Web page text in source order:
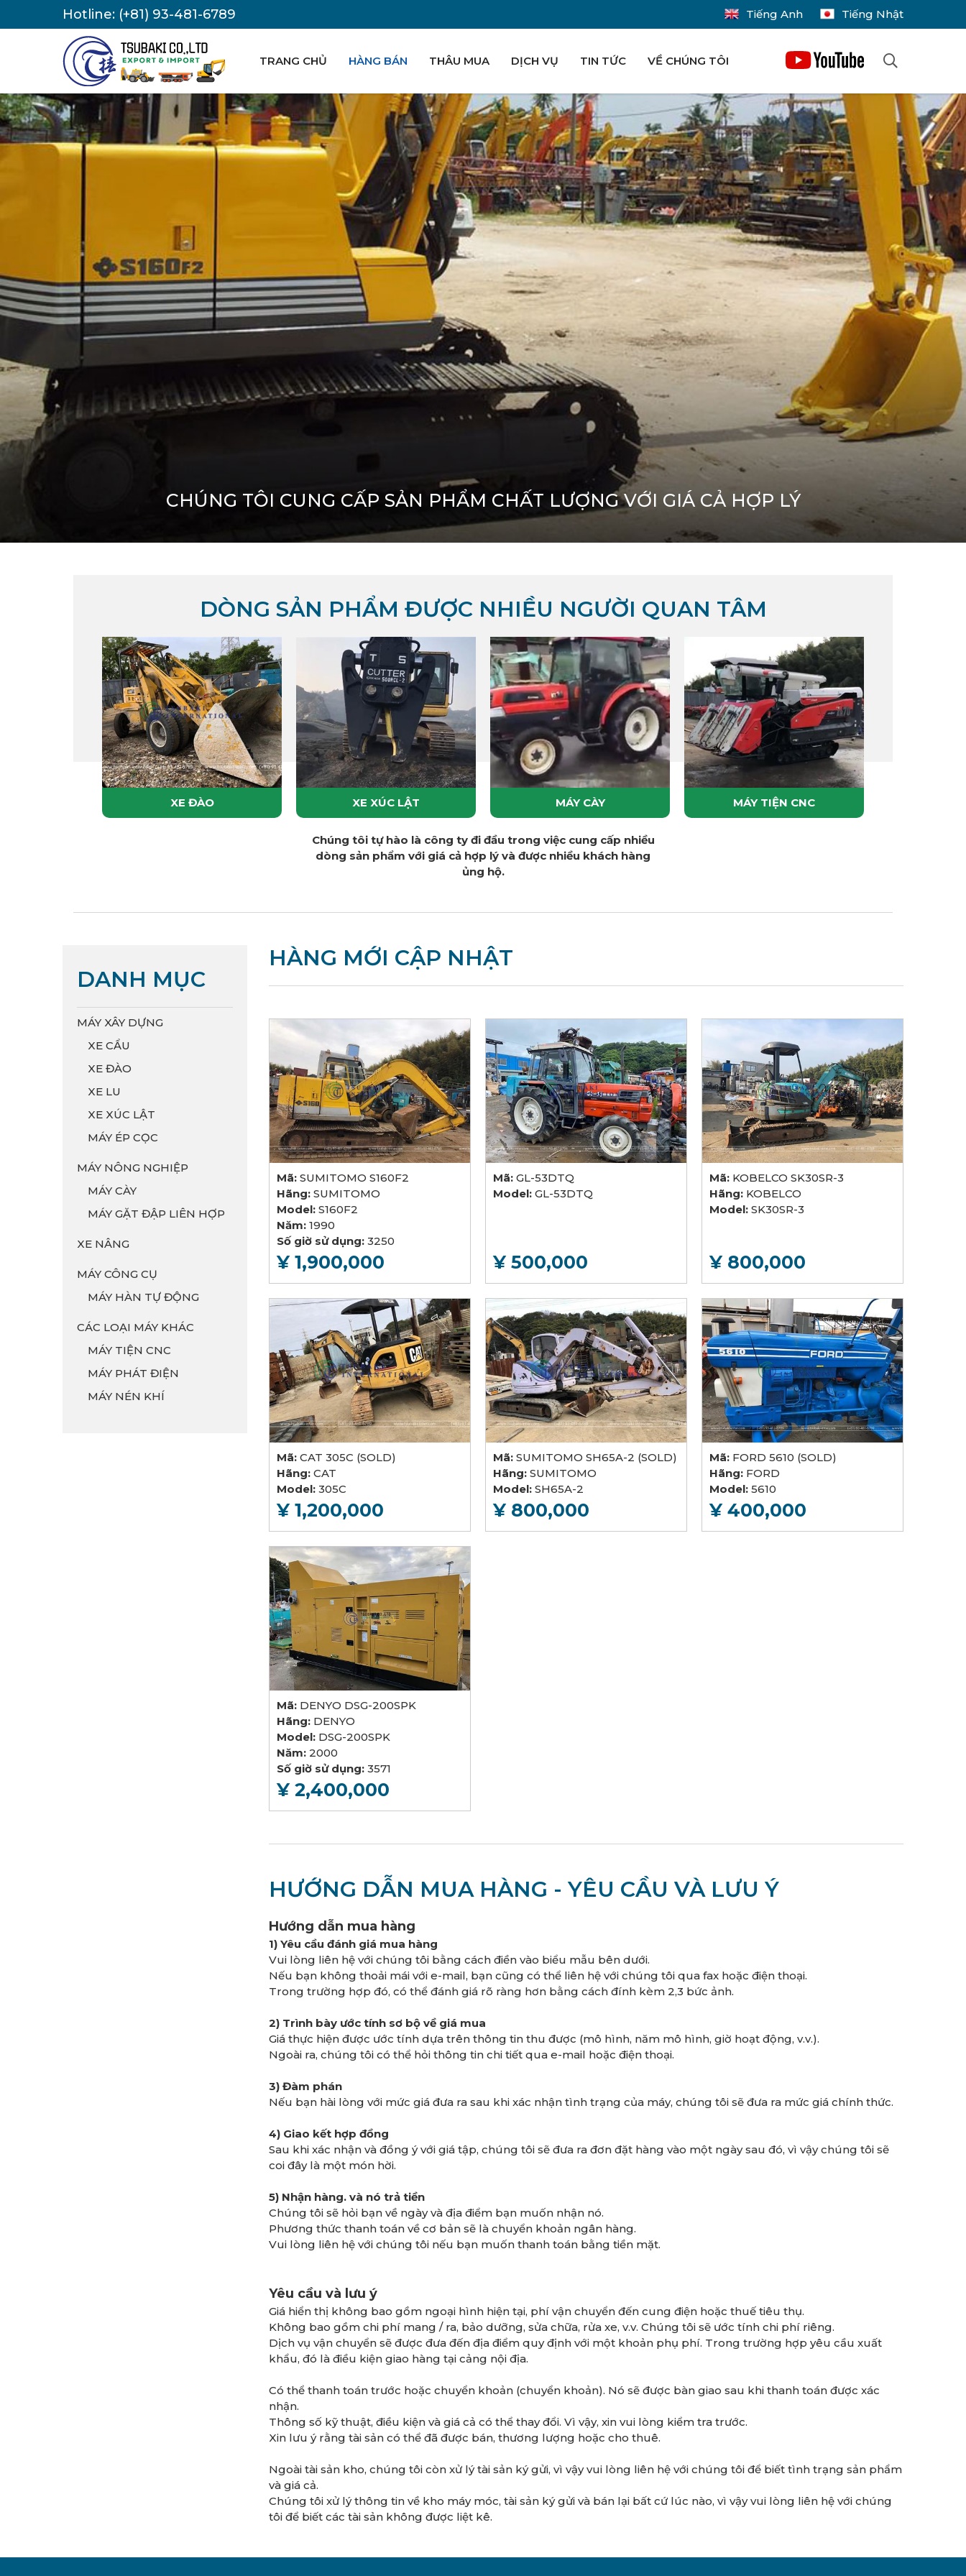
Hotline: (+81) 93-481-6789 Tiếng Anh Tiếng Nhật
TRANG CHỦ HÀNG BÁN THÂU MUA DỊCH VỤ TIN TỨC VỀ CHÚNG TÔI
CHÚNG TÔI CUNG CẤP SẢN PHẨM CHẤT LƯỢNG VỚI GIÁ CẢ HỢP LÝ
DÒNG SẢN PHẨM ĐƯỢC NHIỀU NGƯỜI QUAN TÂM
XE ĐÀO XE XÚC LẬT MÁY CÀY MÁY TIỆN CNC
Chúng tôi tự hào là công ty đi đầu trong việc cung cấp nhiều
dòng sản phẩm với giá cả hợp lý và được nhiều khách hàng
ủng hộ.
DANH MỤC
MÁY XÂY DỰNG
XE CẨU
XE ĐÀO
XE LU
XE XÚC LẬT
MÁY ÉP CỌC
MÁY NÔNG NGHIỆP
MÁY CÀY
MÁY GẶT ĐẬP LIÊN HỢP
XE NÂNG
MÁY CÔNG CỤ
MÁY HÀN TỰ ĐỘNG
CÁC LOẠI MÁY KHÁC
MÁY TIỆN CNC
MÁY PHÁT ĐIỆN
MÁY NÉN KHÍ
HÀNG MỚI CẬP NHẬT
Mã: SUMITOMO S160F2
Hãng: SUMITOMO
Model: S160F2
Năm: 1990
Số giờ sử dụng: 3250
¥ 1,900,000
Mã: GL-53DTQ
Model: GL-53DTQ
¥ 500,000
Mã: KOBELCO SK30SR-3
Hãng: KOBELCO
Model: SK30SR-3
¥ 800,000
Mã: CAT 305C (SOLD)
Hãng: CAT
Model: 305C
¥ 1,200,000
Mã: SUMITOMO SH65A-2 (SOLD)
Hãng: SUMITOMO
Model: SH65A-2
¥ 800,000
Mã: FORD 5610 (SOLD)
Hãng: FORD
Model: 5610
¥ 400,000
Mã: DENYO DSG-200SPK
Hãng: DENYO
Model: DSG-200SPK
Năm: 2000
Số giờ sử dụng: 3571
¥ 2,400,000
HƯỚNG DẪN MUA HÀNG - YÊU CẦU VÀ LƯU Ý
Hướng dẫn mua hàng
1) Yêu cầu đánh giá mua hàng
Vui lòng liên hệ với chúng tôi bằng cách điền vào biểu mẫu bên dưới.
Nếu bạn không thoải mái với e-mail, bạn cũng có thể liên hệ với chúng tôi qua fax hoặc điện thoại.
Trong trường hợp đó, có thể đánh giá rõ ràng hơn bằng cách đính kèm 2,3 bức ảnh.
2) Trình bày ước tính sơ bộ về giá mua
Giá thực hiện được ước tính dựa trên thông tin thu được (mô hình, năm mô hình, giờ hoạt động, v.v.).
Ngoài ra, chúng tôi có thể hỏi thông tin chi tiết qua e-mail hoặc điện thoại.
3) Đàm phán
Nếu bạn hài lòng với mức giá đưa ra sau khi xác nhận tình trạng của máy, chúng tôi sẽ đưa ra mức giá chính thức.
4) Giao kết hợp đồng
Sau khi xác nhận và đồng ý với giá tập, chúng tôi sẽ đưa ra đơn đặt hàng vào một ngày sau đó, vì vậy chúng tôi sẽ
coi đây là một món hời.
5) Nhận hàng. và nó trả tiền
Chúng tôi sẽ hỏi bạn về ngày và địa điểm bạn muốn nhận nó.
Phương thức thanh toán về cơ bản sẽ là chuyển khoản ngân hàng.
Vui lòng liên hệ với chúng tôi nếu bạn muốn thanh toán bằng tiền mặt.
Yêu cầu và lưu ý
Giá hiển thị không bao gồm ngoại hình hiện tại, phí vận chuyển đến cung điện hoặc thuế tiêu thụ.
Không bao gồm chi phí mang / ra, bảo dưỡng, sửa chữa, rửa xe, v.v. Chúng tôi sẽ ước tính chi phí riêng.
Dịch vụ vận chuyển sẽ được đưa đến địa điểm quy định với một khoản phụ phí. Trong trường hợp yêu cầu xuất
khẩu, đó là điều kiện giao hàng tại cảng nội địa.
Có thể thanh toán trước hoặc chuyển khoản (chuyển khoản). Nó sẽ được bàn giao sau khi thanh toán được xác
nhận.
Thông số kỹ thuật, điều kiện và giá cả có thể thay đổi. Vì vậy, xin vui lòng kiểm tra trước.
Xin lưu ý rằng tài sản có thể đã được bán, thương lượng hoặc cho thuê.
Ngoài tài sản kho, chúng tôi còn xử lý tài sản ký gửi, vì vậy vui lòng liên hệ với chúng tôi để biết tình trạng sản phẩm
và giá cả.
Chúng tôi xử lý thông tin về kho máy móc, tài sản ký gửi và bán lại bất cứ lúc nào, vì vậy vui lòng liên hệ với chúng
tôi để biết các tài sản không được liệt kê.